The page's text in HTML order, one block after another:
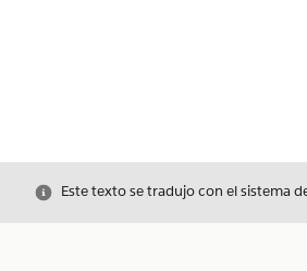
Cerrar
Este texto se tradujo con el sistema